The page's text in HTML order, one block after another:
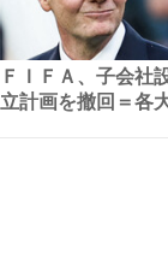
ＦＩＦＡ、子会社
立計画を撤回＝各